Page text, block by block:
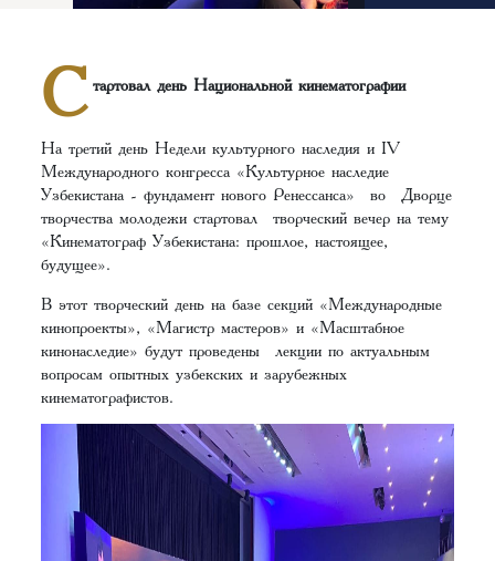
С тартовал день Национальной кинематографии
На третий день Недели культурного наследия и IV
Международного конгресса «Культурное наследие
Узбекистана - фундамент нового Ренессанса» во Дворце
творчества молодежи стартовал творческий вечер на тему
«Кинематограф Узбекистана: прошлое, настоящее,
будущее».
В этот творческий день на базе секций «Международные
кинопроекты», «Магистр мастеров» и «Масштабное
кинонаследие» будут проведены лекции по актуальным
вопросам опытных узбекских и зарубежных
кинематографистов.